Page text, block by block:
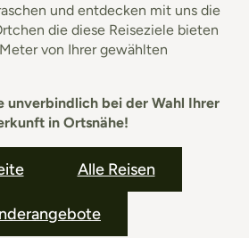
und entdecken mit uns die
die diese Reiseziele bieten
von Ihrer gewählten
unverbindlich bei der Wahl Ihrer
in Ortsnähe!
Alle Reisen